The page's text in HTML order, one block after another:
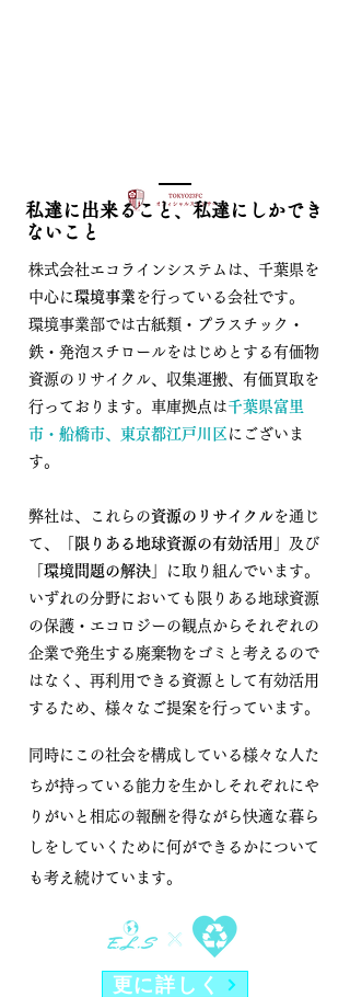
私達に出来ること、私達にしかでき
ないこと
株式会社エコラインシステムは、 千葉県を
中心に環境事業 を行っている会社です。
環境事業部では古紙類・プラスチック・
鉄・発泡スチロールをはじめとする 有価物
資源の リサイクル、収集運搬、有価買取を
行っております。 ​車庫拠点は千葉県富里
市 ・ 船橋市、 東京都江戸川 区 にございま
す。
弊社は、これらの資源のリサイクルを通じ
て、
限りある地球資源の有効活用
」及び
環境問題の解決 」に取り組んでいます。
いずれの分野においても限りある地球資源
の保護・エコロジーの観点からそれぞれの
企業で発生する廃棄物をゴミと考えるので
はなく、再利用できる資源として有効活用
するため、 様々なご提案を行っています。
同時にこの社会を構成している様々な人た
ちが持っている能力を生かし それぞれにや
りがいと相応の報酬を得ながら快適な暮ら
しをしていくために​何ができるかについて
も考え続けています。​
更に詳しく